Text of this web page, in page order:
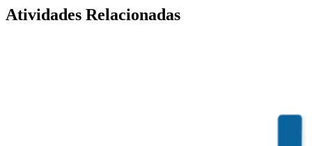
Atividades Relacionadas